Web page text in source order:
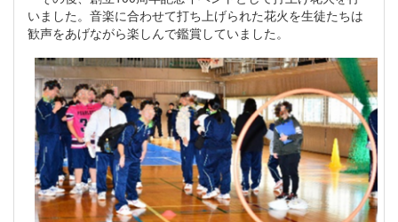
いました。音楽に合わせて打ち上げられた花火を生徒たちは
歓声をあげながら楽しんで鑑賞していました。